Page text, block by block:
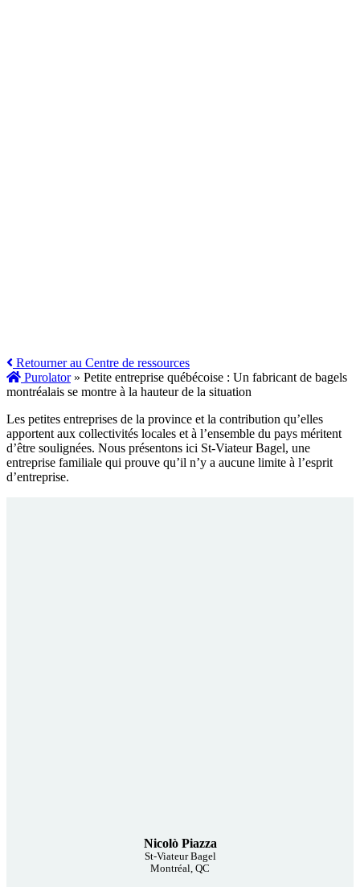
Retourner au Centre de ressources
Purolator» Petite entreprise québécoise : Un fabricant de bagels
montréalais se montre à la hauteur de la situation
Les petites entreprises de la province et la contribution qu’elles
apportent aux collectivités locales et à l’ensemble du pays méritent
d’être soulignées. Nous présentons ici St-Viateur Bagel, une
entreprise familiale qui prouve qu’il n’y a aucune limite à l’esprit
d’entreprise.
Nicolò Piazza
St-Viateur Bagel
Montréal, QC